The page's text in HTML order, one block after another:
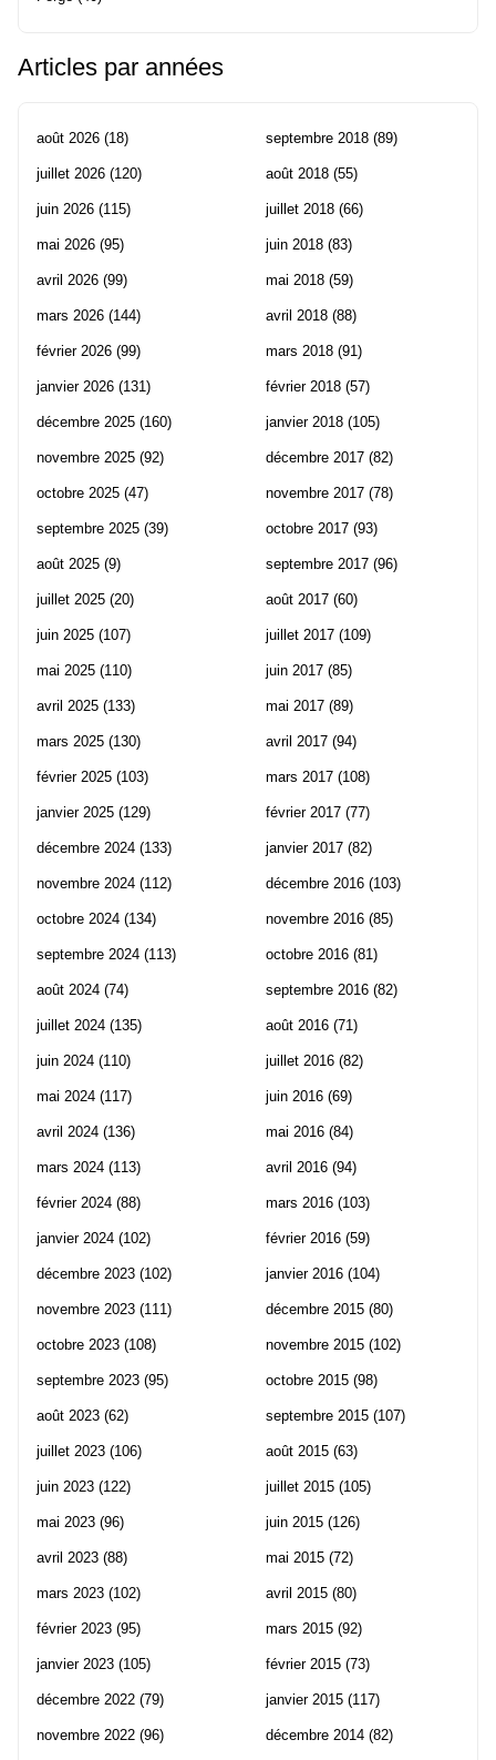
Articles par années
août 2026 (18)
juillet 2026 (120)
juin 2026 (115)
mai 2026 (95)
avril 2026 (99)
mars 2026 (144)
février 2026 (99)
janvier 2026 (131)
décembre 2025 (160)
novembre 2025 (92)
octobre 2025 (47)
septembre 2025 (39)
août 2025 (9)
juillet 2025 (20)
juin 2025 (107)
mai 2025 (110)
avril 2025 (133)
mars 2025 (130)
février 2025 (103)
janvier 2025 (129)
décembre 2024 (133)
novembre 2024 (112)
octobre 2024 (134)
septembre 2024 (113)
août 2024 (74)
juillet 2024 (135)
juin 2024 (110)
mai 2024 (117)
avril 2024 (136)
mars 2024 (113)
février 2024 (88)
janvier 2024 (102)
décembre 2023 (102)
novembre 2023 (111)
octobre 2023 (108)
septembre 2023 (95)
août 2023 (62)
juillet 2023 (106)
juin 2023 (122)
mai 2023 (96)
avril 2023 (88)
mars 2023 (102)
février 2023 (95)
janvier 2023 (105)
décembre 2022 (79)
novembre 2022 (96)
septembre 2018 (89)
août 2018 (55)
juillet 2018 (66)
juin 2018 (83)
mai 2018 (59)
avril 2018 (88)
mars 2018 (91)
février 2018 (57)
janvier 2018 (105)
décembre 2017 (82)
novembre 2017 (78)
octobre 2017 (93)
septembre 2017 (96)
août 2017 (60)
juillet 2017 (109)
juin 2017 (85)
mai 2017 (89)
avril 2017 (94)
mars 2017 (108)
février 2017 (77)
janvier 2017 (82)
décembre 2016 (103)
novembre 2016 (85)
octobre 2016 (81)
septembre 2016 (82)
août 2016 (71)
juillet 2016 (82)
juin 2016 (69)
mai 2016 (84)
avril 2016 (94)
mars 2016 (103)
février 2016 (59)
janvier 2016 (104)
décembre 2015 (80)
novembre 2015 (102)
octobre 2015 (98)
septembre 2015 (107)
août 2015 (63)
juillet 2015 (105)
juin 2015 (126)
mai 2015 (72)
avril 2015 (80)
mars 2015 (92)
février 2015 (73)
janvier 2015 (117)
décembre 2014 (82)